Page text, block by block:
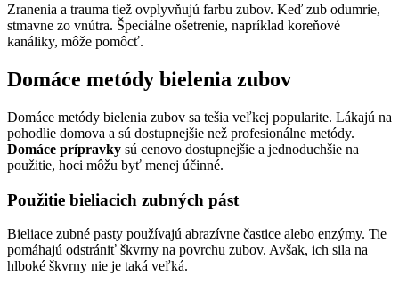
Zranenia a trauma tiež ovplyvňujú farbu zubov. Keď zub odumrie,
stmavne zo vnútra. Špeciálne ošetrenie, napríklad koreňové
kanáliky, môže pomôcť.
Domáce metódy bielenia zubov
Domáce metódy bielenia zubov sa tešia veľkej popularite. Lákajú na
pohodlie domova a sú dostupnejšie než profesionálne metódy.
Domáce prípravky sú cenovo dostupnejšie a jednoduchšie na
použitie, hoci môžu byť menej účinné.
Použitie bieliacich zubných pást
Bieliace zubné pasty používajú abrazívne častice alebo enzýmy. Tie
pomáhajú odstrániť škvrny na povrchu zubov. Avšak, ich sila na
hlboké škvrny nie je taká veľká.